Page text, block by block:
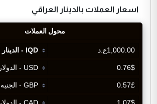
اسعار العملات بالدينار العراقي